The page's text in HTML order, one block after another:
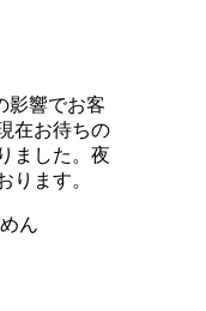
影響でお客
在お待ちの
ました。夜
ります。
ん